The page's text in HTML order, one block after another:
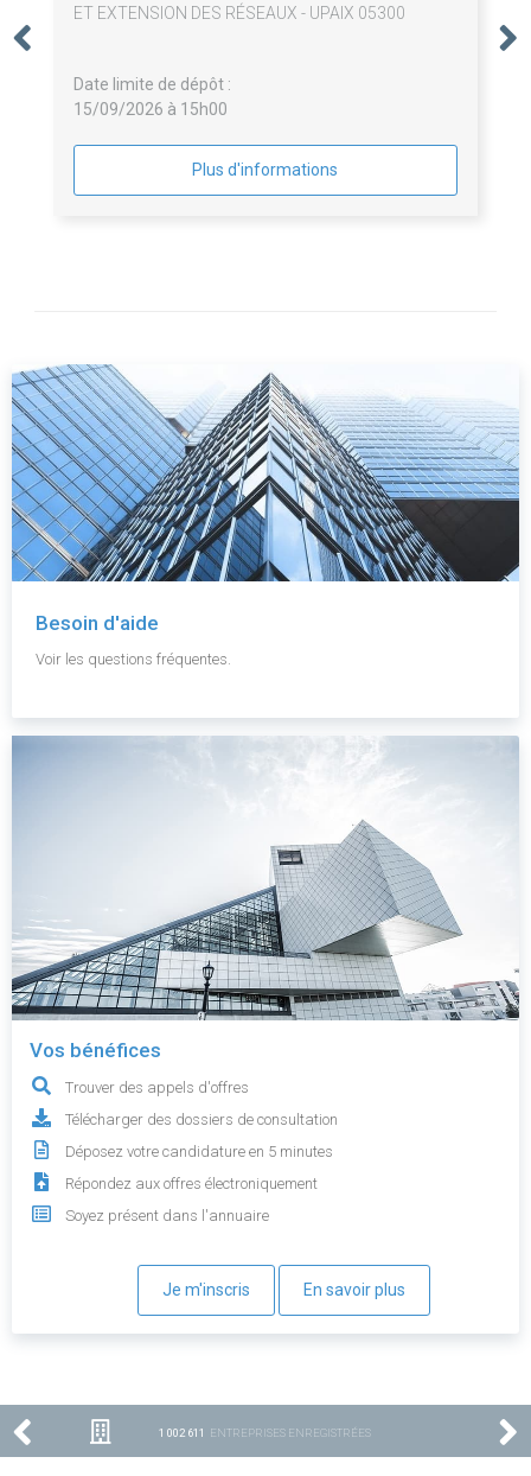
ET EXTENSION DES RÉSEAUX - UPAIX 05300
Date limite de dépôt :
15/09/2026 à 15h00
Plus d'informations
Besoin d'aide
Voir les questions fréquentes.
Vos bénéfices
Trouver des appels d'offres
Télécharger des dossiers de consultation
Déposez votre candidature en 5 minutes
Répondez aux offres électroniquement
Soyez présent dans l'annuaire
Je m'inscris En savoir plus
1 002 611 ENTREPRISES ENREGISTRÉES